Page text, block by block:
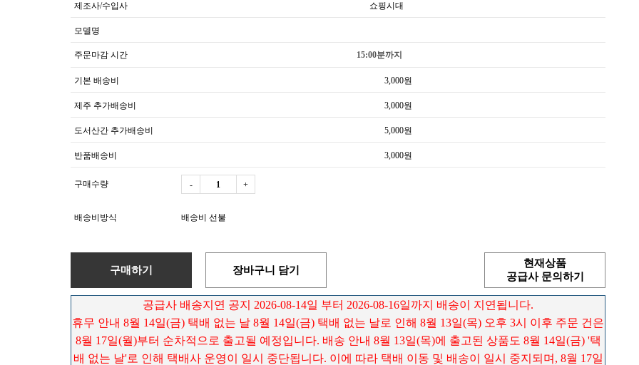
제조사/수입사 쇼핑시대
모델명
주문마감 시간 15:00분까지
기본 배송비 3,000원
제주 추가배송비 3,000원
도서산간 추가배송비 5,000원
반품배송비 3,000원
구매수량 - +
배송비방식 배송비 선불
구매하기 장바구니 담기
현재상품
공급사 문의하기
공급사 배송지연 공지 2026-08-14일 부터 2026-08-16일까지 배송이 지연됩니다.
휴무 안내 8월 14일(금) 택배 없는 날 8월 14일(금) 택배 없는 날로 인해 8월 13일(목) 오후 3시 이후 주문 건은
8월 17일(월)부터 순차적으로 출고될 예정입니다. 배송 안내 8월 13일(목)에 출고된 상품도 8월 14일(금) '택
배 없는 날'로 인해 택배사 운영이 일시 중단됩니다. 이에 따라 택배 이동 및 배송이 일시 중지되며, 8월 17일